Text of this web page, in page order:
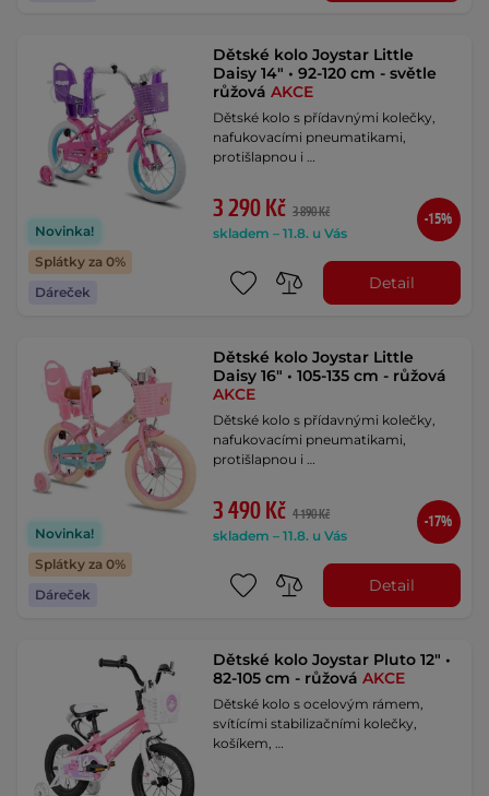
Novinka!
Splátky za 0%
Dáreček
Dětské kolo Joystar Little
Daisy 14" • 92-120 cm - světle
růžováAKCE
Dětské kolo s přídavnými kolečky,
nafukovacími pneumatikami,
protišlapnou i …
3 290 Kč 3 890 Kč
skladem – 11.8. u Vás
-15%
Detail
Novinka!
Splátky za 0%
Dáreček
Dětské kolo Joystar Little
Daisy 16" • 105-135 cm - růžová
AKCE
Dětské kolo s přídavnými kolečky,
nafukovacími pneumatikami,
protišlapnou i …
3 490 Kč 4 190 Kč
skladem – 11.8. u Vás
-17%
Detail
Dětské kolo Joystar Pluto 12" •
82-105 cm - růžováAKCE
Dětské kolo s ocelovým rámem,
svítícími stabilizačními kolečky,
košíkem, …